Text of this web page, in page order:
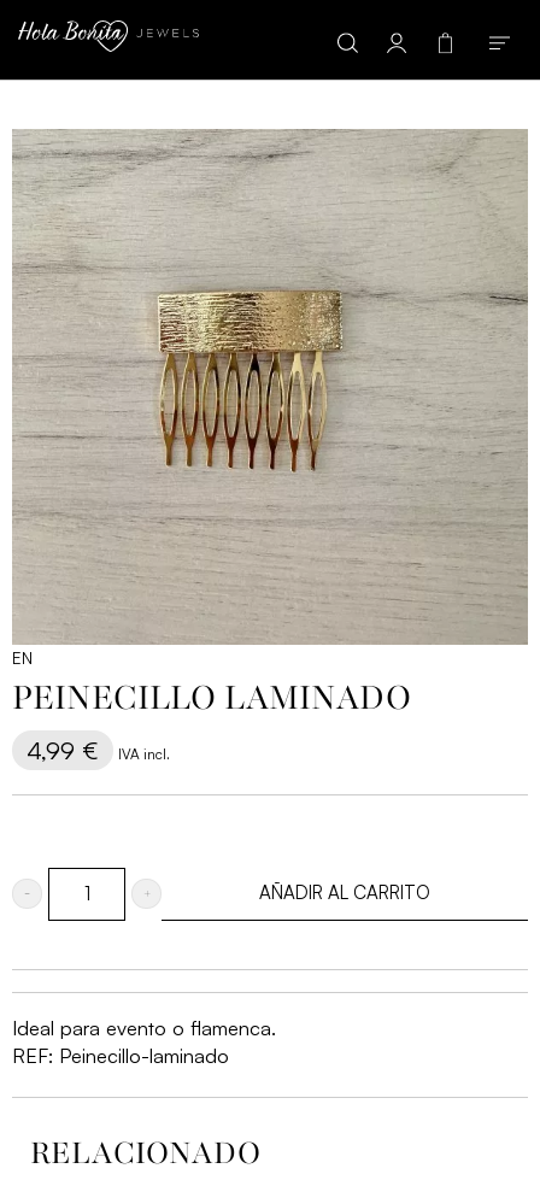
EN
PEINECILLO LAMINADO
4,99 € IVA incl.
Peinecillo
cantidad
AÑADIR AL CARRITO
Ideal para evento o flamenca.
REF: Peinecillo-laminado
RELACIONADO